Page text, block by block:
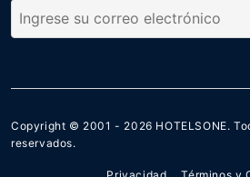
Copyright © 2001 - 2026 HOTELSONE.
reservados.